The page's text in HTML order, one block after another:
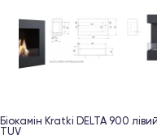
Біокамін Kratki DELTA 900
TUV